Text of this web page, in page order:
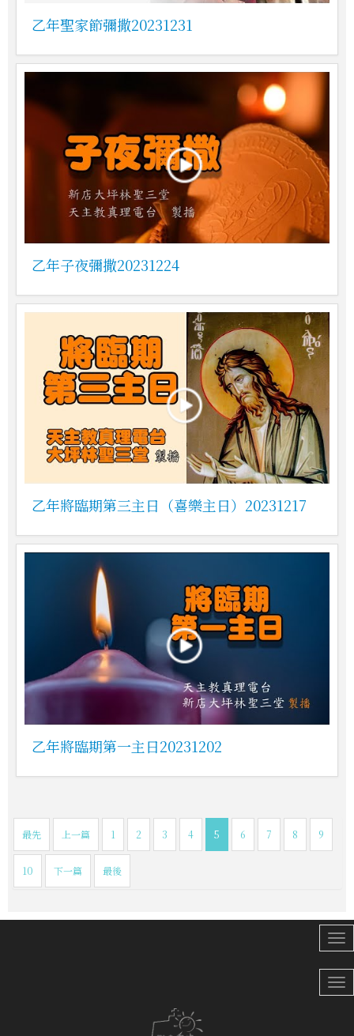
乙年聖家節彌撒20231231
乙年子夜彌撒20231224
乙年將臨期第三主日（喜樂主日）20231217
乙年將臨期第一主日20231202
最先 上一篇 1 2 3 4 5 6 7 8 9
10 下一篇 最後